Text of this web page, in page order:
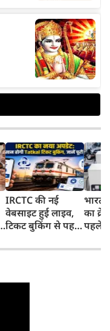
IRCTC की नई
वेबसाइट हुई लाइव,
टिकट बुकिंग से पहले
काम, जानें पूरा
भारत
का
पहले
और